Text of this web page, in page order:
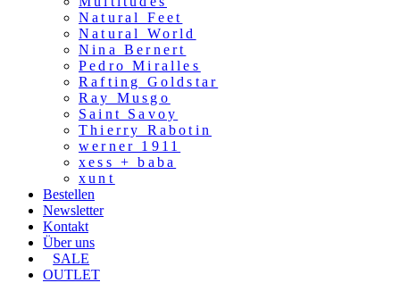
Natural Feet
Natural World
Nina Bernert
Pedro Miralles
Rafting Goldstar
Ray Musgo
Saint Savoy
Thierry Rabotin
werner 1911
xess + baba
xunt
Bestellen
Newsletter
Kontakt
Über uns
SALE
OUTLET